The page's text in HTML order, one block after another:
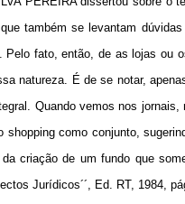
também se levantam
Pelo fato, então, de as lojas ou
natureza. É de se notar,
Quando vemos nos
shopping como conjunto,
criação de um fundo que
Jurídicos´´, Ed. RT, 1984,